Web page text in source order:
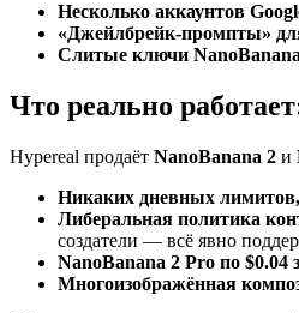
Несколько аккаунтов
«Джейлбрейк-промпты»
Слитые ключи
Что реально
Hypereal продаёт NanoBanana 2 и
Никаких дневных
Либеральная политика
создатели — всё явно
NanoBanana 2 Pro по $0.04
Многоизображённая